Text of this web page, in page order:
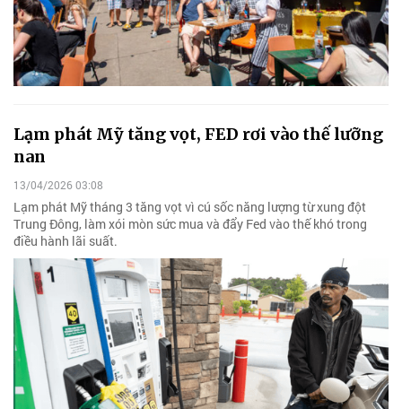
Lạm phát Mỹ tăng vọt, FED rơi vào thế lưỡng
nan
13/04/2026 03:08
Lạm phát Mỹ tháng 3 tăng vọt vì cú sốc năng lượng từ xung đột
Trung Đông, làm xói mòn sức mua và đẩy Fed vào thế khó trong
điều hành lãi suất.